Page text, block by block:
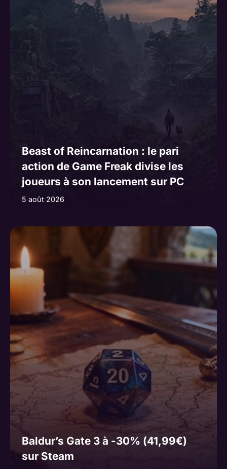
Beast of Reincarnation : le pari
action de Game Freak divise les
joueurs à son lancement sur PC
5 août 2026
Baldur’s Gate 3 à -30% (41,99€)
sur Steam